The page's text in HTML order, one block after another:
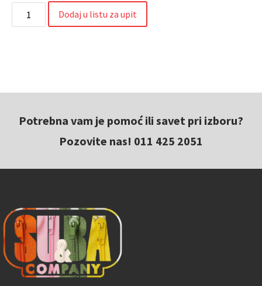
Dodaj u listu za upit
Potrebna vam je pomoć ili savet pri izboru?
Pozovite nas! 011 425 2051